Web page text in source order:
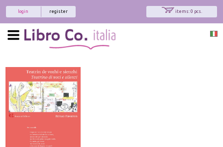
items: 0 pcs.
register
login